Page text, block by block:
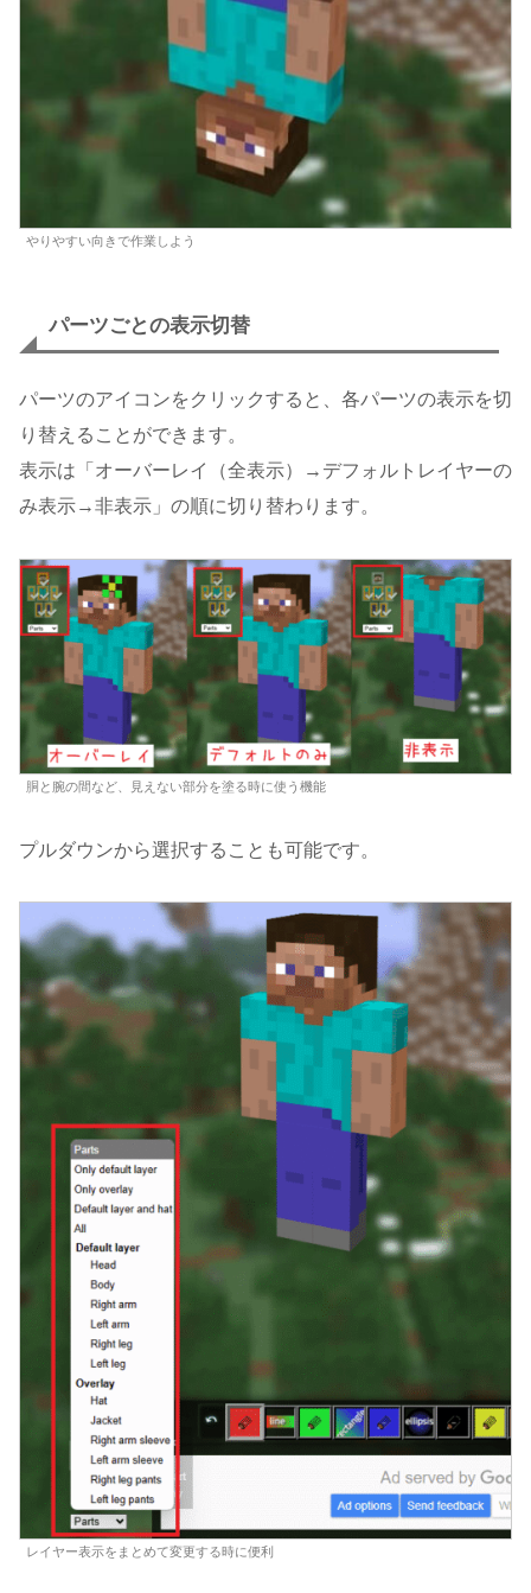
やりやすい向きで作業しよう
パーツごとの表示切替
パーツのアイコンをクリックすると、各パーツの表示を切
り替えることができます。
表示は「オーバーレイ（全表示）→デフォルトレイヤーの
み表示→非表示」の順に切り替わります。
胴と腕の間など、見えない部分を塗る時に使う機能
プルダウンから選択することも可能です。
レイヤー表示をまとめて変更する時に便利